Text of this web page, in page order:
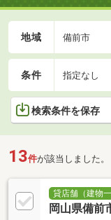
地域 備前市
条件 指定なし
検索条件を保存
13件が該当しました。
貸店舗（建物一
岡山県備前